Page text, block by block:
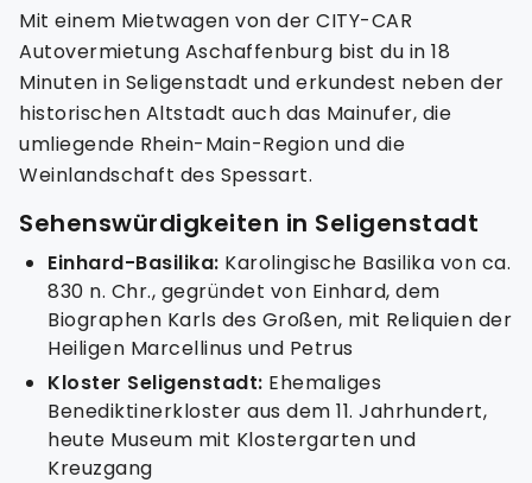
Mit einem Mietwagen von der CITY-CAR
Autovermietung Aschaffenburg bist du in 18
Minuten in Seligenstadt und erkundest neben der
historischen Altstadt auch das Mainufer, die
umliegende Rhein-Main-Region und die
Weinlandschaft des Spessart.
Sehenswürdigkeiten in Seligenstadt
Einhard-Basilika: Karolingische Basilika von ca.
830 n. Chr., gegründet von Einhard, dem
Biographen Karls des Großen, mit Reliquien der
Heiligen Marcellinus und Petrus
Kloster Seligenstadt: Ehemaliges
Benediktinerkloster aus dem 11. Jahrhundert,
heute Museum mit Klostergarten und
Kreuzgang